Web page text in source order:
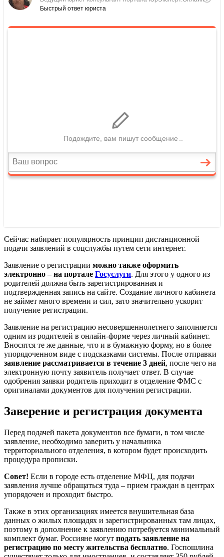
Сейчас набирает популярность принцип дистанционной
подачи заявлений в соцслужбы путем сети интернет.
Заявление о регистрации можно также оформить
электронно – на портале Госуслуги. Для этого у одного из
родителей должна быть зарегистрированная и
подтвержденная запись на сайте. Создание личного кабинета
не займет много времени и сил, зато значительно ускорит
получение регистрации.
Заявление на регистрацию несовершеннолетнего заполняется
одним из родителей в онлайн-форме через личный кабинет.
Вносятся те же данные, что и в бумажную форму, но в более
упорядоченном виде с подсказками системы. После отправки
заявление рассматривается в течение 3 дней, после чего на
электронную почту заявитель получает ответ. В случае
одобрения заявки родитель приходит в отделение ФМС с
оригиналами документов для получения регистрации.
Заверение и регистрация документа
Перед подачей пакета документов все бумаги, в том числе
заявление, необходимо заверить у начальника
территориального отделения, в котором будет происходить
процедура прописки.
Совет! Если в городе есть отделение МФЦ, для подачи
заявления лучше обращаться туда – прием граждан в центрах
упорядочен и проходит быстро.
Также в этих организациях имеется внушительная база
данных о жилых площадях и зарегистрированных там лицах,
поэтому в дополнение к заявлению потребуется минимальный
комплект бумаг. Россияне могут подать заявление на
регистрацию по месту жительства бесплатно. Госпошлина